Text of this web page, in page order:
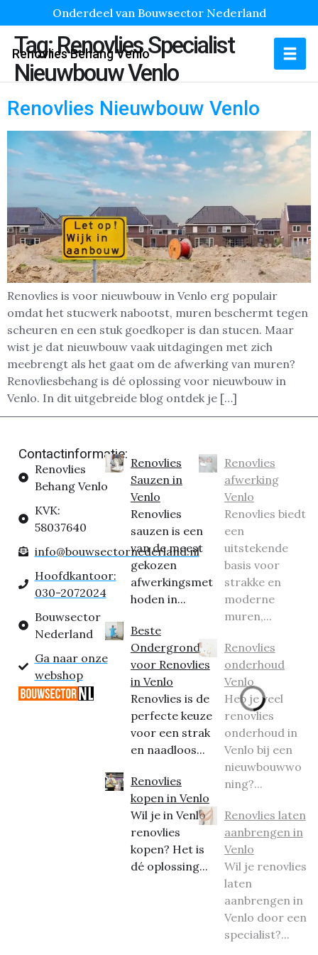
Onderdeel van Bouwsector Nederland
Renovlies Behang Venlo
Tag:Renovlies Specialist
Nieuwbouw Venlo
Renovlies Nieuwbouw Venlo
Renovlies is voor nieuwbouw in Venlo erg populair
omdat het stucwerk nabootst, muren beschermt tegen
scheuren en een stuk goedkoper is dan stucen. Maar
wist je dat nieuwbouw vaak uitdagingen met zich
meebrengt als het gaat om de afwerking van muren?
Renovliesbehang is dé oplossing voor nieuwbouw in
Venlo. In dit uitgebreide blog ontdek je […]
Contactinformatie:
Renovlies
Behang Venlo
KVK:
58037640
info@bouwsectornederland.nl
Hoofdkantoor:
030-2072024
Bouwsector
Nederland
Ga naar onze
webshop
Renovlies
Sauzen in
Venlo
Renovlies
sauzen is een
van de meest
gekozen
afwerkingsmet
hoden in...
Beste
Ondergrond
voor Renovlies
in Venlo
Renovlies is de
perfecte keuze
voor een strak
en naadloos...
Renovlies
kopen in Venlo
Wil je in Venlo
renovlies
kopen? Het is
dé oplossing...
Renovlies
afwerking
Venlo
Renovlies biedt
een
uitstekende
basis voor
strakke en
moderne
muren,...
Renovlies
onderhoud
Venlo
Heb je veel
renovlies
onderhoud in
Venlo bij een
nieuwbouwwo
ning?...
Renovlies laten
aanbrengen in
Venlo
Wil je renovlies
laten
aanbrengen in
Venlo door een
specialist?...